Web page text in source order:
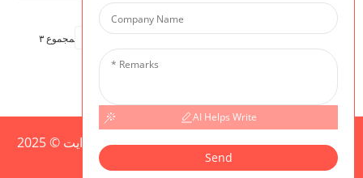
اول قبلی ۱ ۲ ۳ بعدی مجموع ۳
کپی‌رایت © 2025 CIS تمامی حقوق محفوظ است
Resource
AI Helps Write
Send